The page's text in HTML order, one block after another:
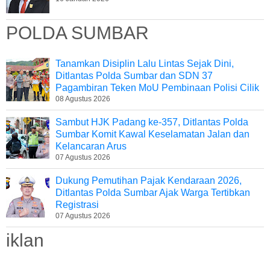
POLDA SUMBAR
Tanamkan Disiplin Lalu Lintas Sejak Dini,
Ditlantas Polda Sumbar dan SDN 37
Pagambiran Teken MoU Pembinaan Polisi Cilik
08 Agustus 2026
Sambut HJK Padang ke-357, Ditlantas Polda
Sumbar Komit Kawal Keselamatan Jalan dan
Kelancaran Arus
07 Agustus 2026
Dukung Pemutihan Pajak Kendaraan 2026,
Ditlantas Polda Sumbar Ajak Warga Tertibkan
Registrasi
07 Agustus 2026
iklan